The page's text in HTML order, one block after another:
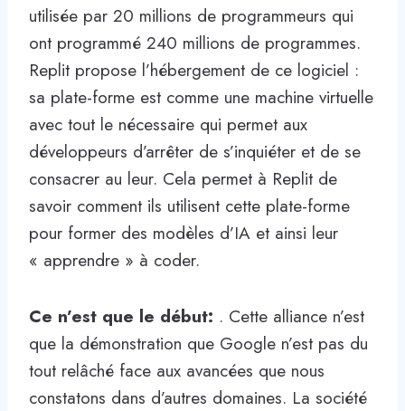
utilisée par 20 millions de programmeurs qui
ont programmé 240 millions de programmes.
Replit propose l’hébergement de ce logiciel :
sa plate-forme est comme une machine virtuelle
avec tout le nécessaire qui permet aux
développeurs d’arrêter de s’inquiéter et de se
consacrer au leur. Cela permet à Replit de
savoir comment ils utilisent cette plate-forme
pour former des modèles d’IA et ainsi leur
« apprendre » à coder.
Ce n’est que le début: . Cette alliance n’est
que la démonstration que Google n’est pas du
tout relâché face aux avancées que nous
constatons dans d’autres domaines. La société